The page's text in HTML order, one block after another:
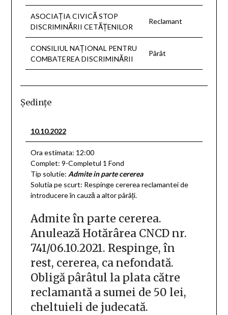
ASOCIAŢIA CIVICĂ STOP
DISCRIMINĂRII CETĂŢENILOR
Reclamant
CONSILIUL NAŢIONAL PENTRU
COMBATEREA DISCRIMINĂRII
Pârât
Şedinţe
10.10.2022
Ora estimata: 12:00
Complet: 9-Completul 1 Fond
Tip solutie: Admite in parte cererea
Solutia pe scurt: Respinge cererea reclamantei de
introducere în cauză a altor pârâţi.
Admite în parte cererea.
Anulează Hotărârea CNCD nr.
741/06.10.2021. Respinge, în
rest, cererea, ca nefondată.
Obligă pârâtul la plata către
reclamantă a sumei de 50 lei,
cheltuieli de judecată.